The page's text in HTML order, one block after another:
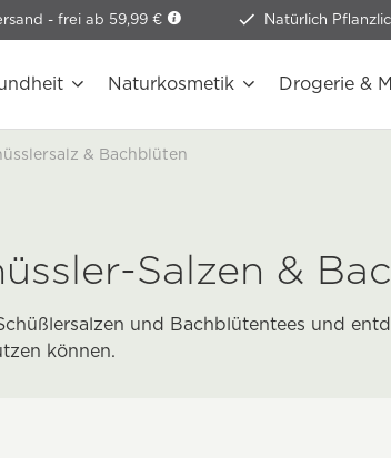
- frei ab 59,99 € Natürlich
Naturkosmetik Drogerie &
& Bachblüten
Salzen &
und Bachblütentees und
können.